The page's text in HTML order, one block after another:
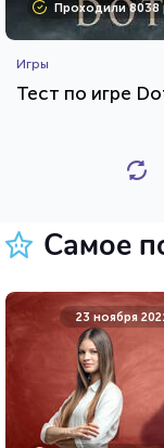
Проходили 8038
Игры
Тест по игре
5 октября
Проходили 9707
Самое
23 ноября